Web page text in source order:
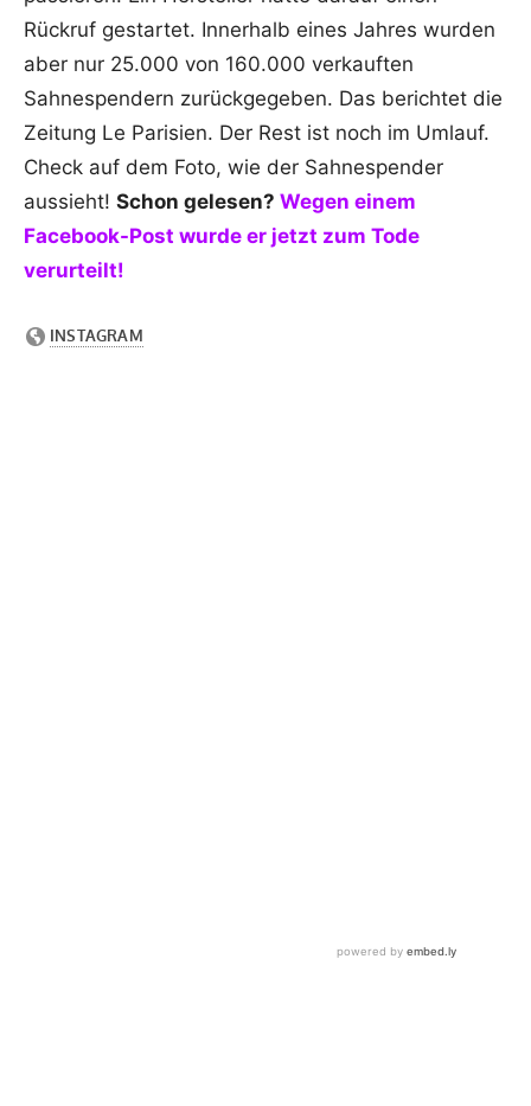
Rückruf gestartet. Innerhalb eines Jahres wurden
aber nur 25.000 von 160.000 verkauften
Sahnespendern zurückgegeben. Das berichtet die
Zeitung Le Parisien. Der Rest ist noch im Umlauf.
Check auf dem Foto, wie der Sahnespender
aussieht! Schon gelesen? Wegen einem
Facebook-Post wurde er jetzt zum Tode
verurteilt!